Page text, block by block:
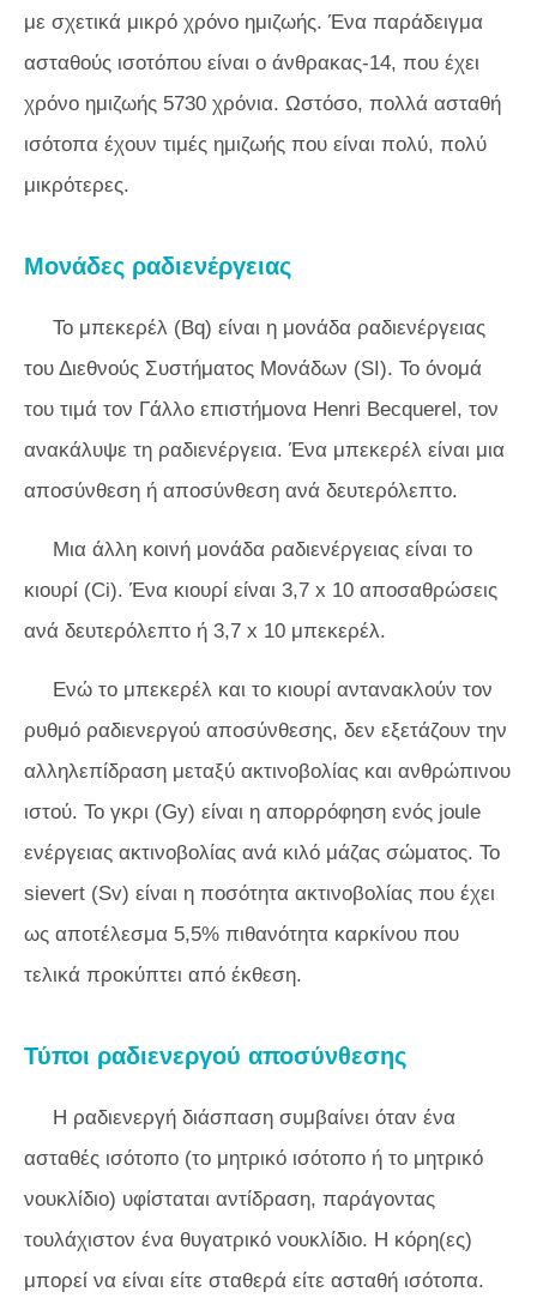
με σχετικά μικρό χρόνο ημιζωής. Ένα παράδειγμα
ασταθούς ισοτόπου είναι ο άνθρακας-14, που έχει
χρόνο ημιζωής 5730 χρόνια. Ωστόσο, πολλά ασταθή
ισότοπα έχουν τιμές ημιζωής που είναι πολύ, πολύ
μικρότερες.
Μονάδες ραδιενέργειας
Το μπεκερέλ (Bq) είναι η μονάδα ραδιενέργειας
του Διεθνούς Συστήματος Μονάδων (SI). Το όνομά
του τιμά τον Γάλλο επιστήμονα Henri Becquerel, τον
ανακάλυψε τη ραδιενέργεια. Ένα μπεκερέλ είναι μια
αποσύνθεση ή αποσύνθεση ανά δευτερόλεπτο.
Μια άλλη κοινή μονάδα ραδιενέργειας είναι το
κιουρί (Ci). Ένα κιουρί είναι 3,7 x 10 αποσαθρώσεις
ανά δευτερόλεπτο ή 3,7 x 10 μπεκερέλ.
Ενώ το μπεκερέλ και το κιουρί αντανακλούν τον
ρυθμό ραδιενεργού αποσύνθεσης, δεν εξετάζουν την
αλληλεπίδραση μεταξύ ακτινοβολίας και ανθρώπινου
ιστού. Το γκρι (Gy) είναι η απορρόφηση ενός joule
ενέργειας ακτινοβολίας ανά κιλό μάζας σώματος. Το
sievert (Sv) είναι η ποσότητα ακτινοβολίας που έχει
ως αποτέλεσμα 5,5% πιθανότητα καρκίνου που
τελικά προκύπτει από έκθεση.
Τύποι ραδιενεργού αποσύνθεσης
Η ραδιενεργή διάσπαση συμβαίνει όταν ένα
ασταθές ισότοπο (το μητρικό ισότοπο ή το μητρικό
νουκλίδιο) υφίσταται αντίδραση, παράγοντας
τουλάχιστον ένα θυγατρικό νουκλίδιο. Η κόρη(ες)
μπορεί να είναι είτε σταθερά είτε ασταθή ισότοπα.